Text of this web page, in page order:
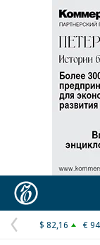
Предыдущая
$ 82,16 €